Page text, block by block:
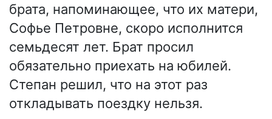
брата, напоминающее, что их матери,
Софье Петровне, скоро исполнится
семьдесят лет. Брат просил
обязательно приехать на юбилей.
Степан решил, что на этот раз
откладывать поездку нельзя.